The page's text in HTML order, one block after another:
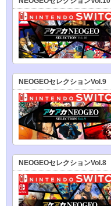
NEOGEOセレクションVol.9
NEOGEOセレクションVol.8